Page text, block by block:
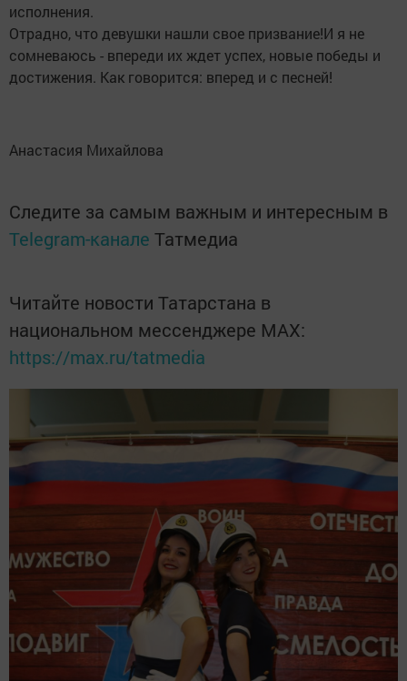
исполнения.
Отрадно, что девушки нашли свое призвание!И я не
сомневаюсь - впереди их ждет успех, новые победы и
достижения. Как говорится: вперед и с песней!
Анастасия Михайлова
Следите за самым важным и интересным в
Telegram-канале Татмедиа
Читайте новости Татарстана в
национальном мессенджере MАХ:
https://max.ru/tatmedia